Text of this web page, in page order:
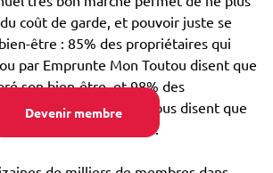
Devenir membre
coût de garde, et pouvoir juste se
être : 85% des propriétaires qui
par Emprunte Mon Toutou disent que
son bien-être, et 98% des
d'un toutou nous disent que
leur propre bien-être.